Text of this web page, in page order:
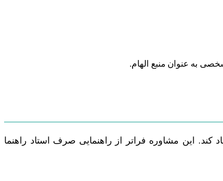
به عنوان منبع الهام.
این مشاوره فراتر از راهنمایی صرف استاد راهنما